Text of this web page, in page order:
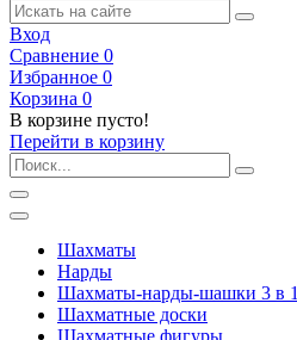
Вход
Сравнение 0
Избранное 0
Корзина 0
В корзине пусто!
Перейти в корзину
Шахматы
Нарды
Шахматы-нарды-шашки 3 в 1
Шахматные доски